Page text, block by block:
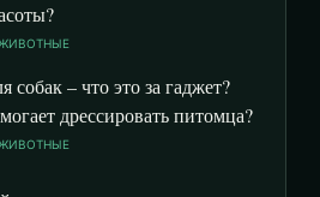
собак – что это за гаджет?
дрессировать питомца?